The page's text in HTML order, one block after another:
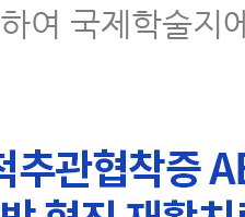
시겠습니까?
진행을 막는 8가
화에 세심한 관심
여 국제학술지